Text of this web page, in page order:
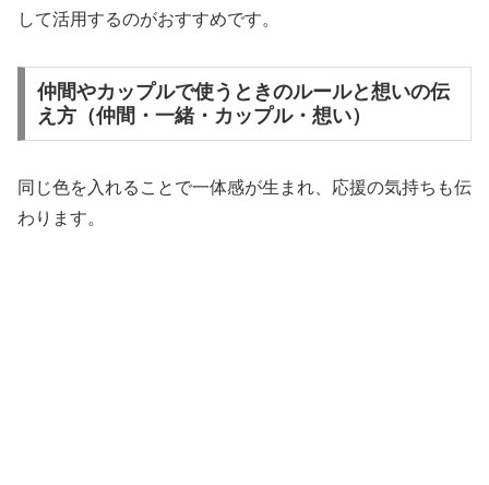
して活用するのがおすすめです。
仲間やカップルで使うときのルールと想いの伝
え方（仲間・一緒・カップル・想い）
同じ色を入れることで一体感が生まれ、応援の気持ちも伝
わります。